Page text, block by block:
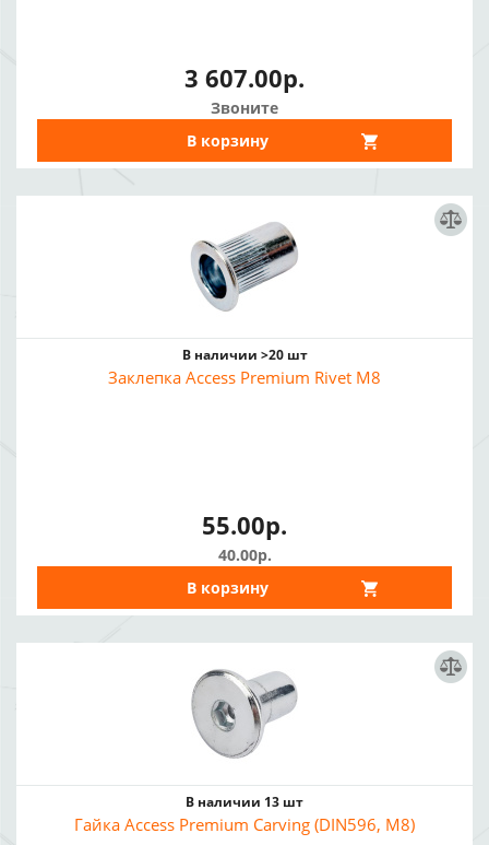
3 607.00р.
Звоните
В корзину
В наличии >20 шт
Заклепка Access Premium Rivet M8
55.00р.
40.00р.
В корзину
В наличии 13 шт
Гайка Access Premium Сarving (DIN596, M8)